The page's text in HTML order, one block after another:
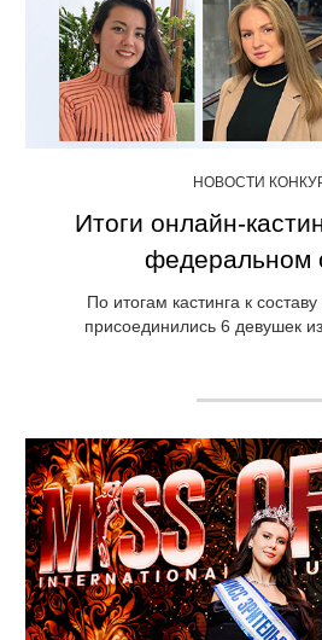
НОВОСТИ
Итоги онлайн-
федеральном
По итогам кастинга к
присоединились 6 девушек